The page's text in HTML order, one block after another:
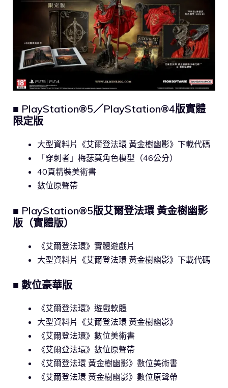
■ PlayStation®5／PlayStation®4版實體
限定版
大型資料片《艾爾登法環 黃金樹幽影》下載代碼
「穿刺者」梅瑟莫角色模型（46公分）
40頁精裝美術書
數位原聲帶
■ PlayStation®5版艾爾登法環 黃金樹幽影
版（實體版）
《艾爾登法環》實體遊戲片
大型資料片《艾爾登法環 黃金樹幽影》下載代碼
■ 數位豪華版
《艾爾登法環》遊戲軟體
大型資料片《艾爾登法環 黃金樹幽影》
《艾爾登法環》數位美術書
《艾爾登法環》數位原聲帶
《艾爾登法環 黃金樹幽影》數位美術書
《艾爾登法環 黃金樹幽影》數位原聲帶